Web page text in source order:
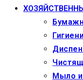
Мыло и